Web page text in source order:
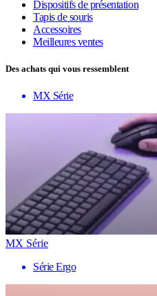
Dispositifs de présentation
Tapis de souris
Accessoires
Meilleures ventes
Des achats qui vous ressemblent
MX Série
MX Série
Série Ergo